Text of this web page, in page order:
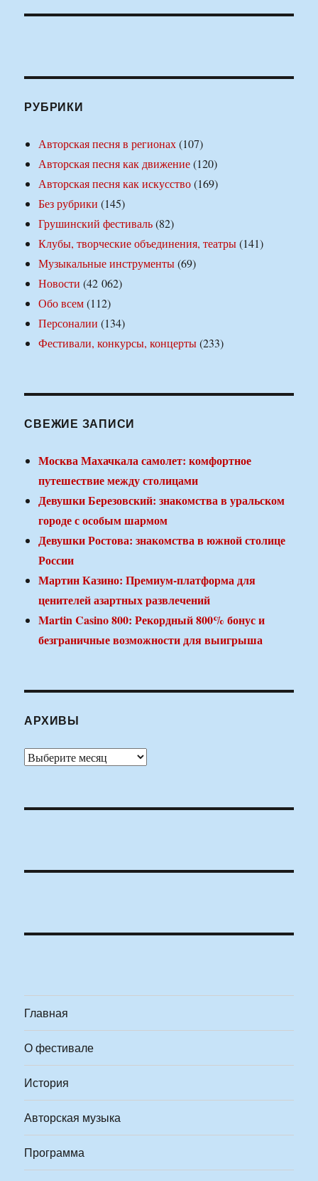
РУБРИКИ
Авторская песня в регионах(107)
Авторская песня как движение(120)
Авторская песня как искусство(169)
Без рубрики (145)
Грушинский фестиваль(82)
Клубы, творческие объединения, театры(141)
Музыкальные инструменты(69)
Новости (42 062)
Обо всем(112)
Персоналии (134)
Фестивали, конкурсы, концерты(233)
СВЕЖИЕ ЗАПИСИ
Москва Махачкала самолет: комфортное
путешествие между столицами
Девушки Березовский: знакомства в уральском
городе с особым шармом
Девушки Ростова: знакомства в южной столице
России
Мартин Казино: Премиум-платформа для
ценителей азартных развлечений
Martin Casino 800: Рекордный 800% бонус и
безграничные возможности для выигрыша
АРХИВЫ
Архивы
Главная
О фестивале
История
Авторская музыка
Программа